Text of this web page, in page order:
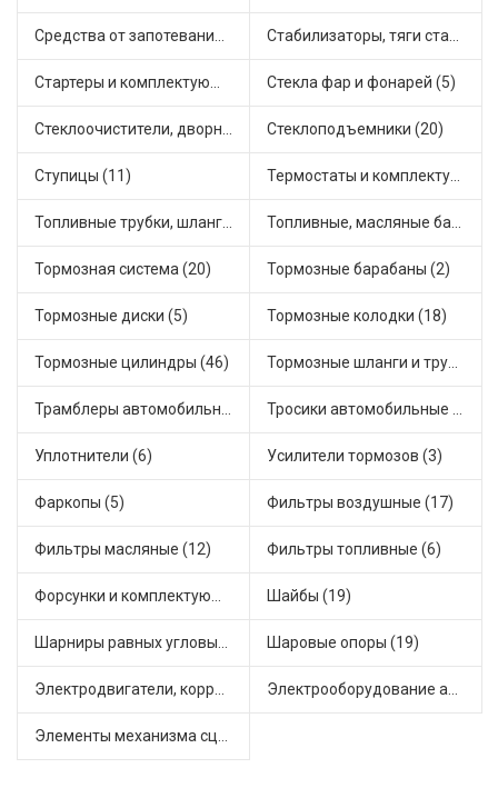
Средства от запотевания и размораживатели стекла (1) Стабилизаторы, тяги стабилизатора, стойки стабилиз (3)
Стартеры и комплектующие (38) Стекла фар и фонарей (5)
Стеклоочистители, дворники (1) Стеклоподъемники (20)
Ступицы (11) Термостаты и комплектующие системы охлаждения (55)
Топливные трубки, шланги, магистрали и рампы (3) Топливные, масляные баки (1)
Тормозная система (20) Тормозные барабаны (2)
Тормозные диски (5) Тормозные колодки (18)
Тормозные цилиндры (46) Тормозные шланги и трубки (5)
Трамблеры автомобильные (40) Тросики автомобильные (23)
Уплотнители (6) Усилители тормозов (3)
Фаркопы (5) Фильтры воздушные (17)
Фильтры масляные (12) Фильтры топливные (6)
Форсунки и комплектующие (1) Шайбы (19)
Шарниры равных угловых скоростей, приводные валы (1) Шаровые опоры (19)
Электродвигатели, корректоры и приводы автомобильн (22) Электрооборудование автомобилей (25)
Элементы механизма сцепления (63)